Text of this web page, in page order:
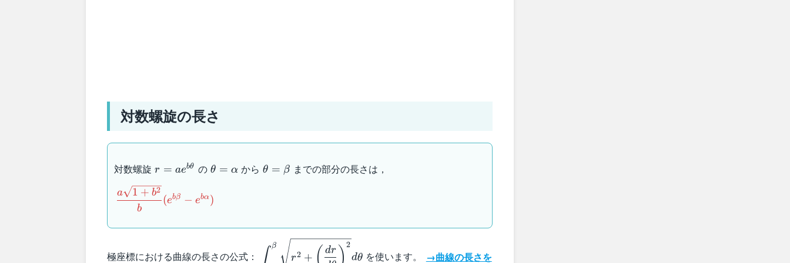
対数螺旋の長さ
対数螺旋 r=ae^{b\theta}
r = aebθ の \theta=\alpha
θ = α から \theta=\beta
θ = β までの部分の長さは，
\dfrac{a\sqrt{1+b^2}}
{b}(e^{b\beta}-
b
a 1 + b2
(ebβ − ebα)
極座標における曲線の長さの公式：
\displaystyle\int_{\alpha}^{\beta}\sqrt{r^2+\left(\dfrac{dr}
{d\theta}\right)^2}d\theta
∫ β
r2 +
dr
2
dθ を使います。 →曲線の長さを